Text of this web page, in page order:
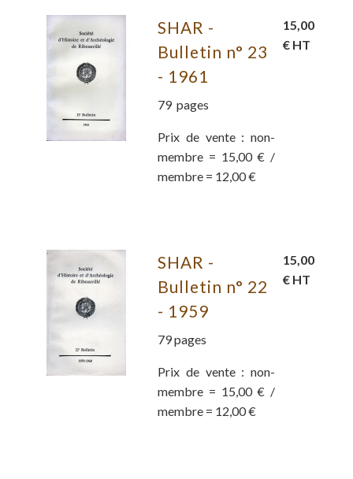
SHAR -
Bulletin n° 23
- 1961
79 pages
Prix de vente : non-
membre = 15,00 € /
membre = 12,00 €
15,00
€ HT
SHAR -
Bulletin n° 22
- 1959
79 pages
Prix de vente : non-
membre = 15,00 € /
membre = 12,00 €
15,00
€ HT